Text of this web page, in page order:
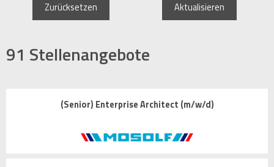
Zurücksetzen Aktualisieren
91 Stellenangebote
(Senior) Enterprise Architect (m/w/d)